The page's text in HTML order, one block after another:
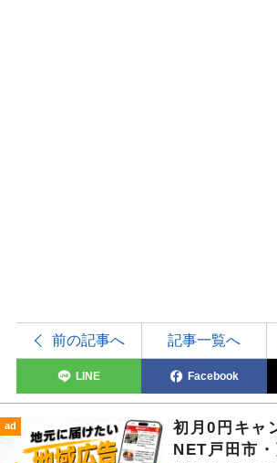
前の記事へ 記事一覧へ
LINE Facebook
ad
初月0円キャ
NET戸田市